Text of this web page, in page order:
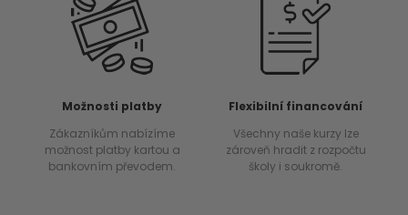
Možnosti platby
Zákazníkům nabízíme
možnost platby kartou a
bankovním převodem.
Flexibilní financování
Všechny naše kurzy lze
zároveň hradit z rozpočtu
školy i soukromě.